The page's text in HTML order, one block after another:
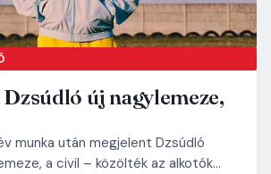
új nagylemeze,
munka után megjelent Dzsúdló
a civil – közölték az alkotók…